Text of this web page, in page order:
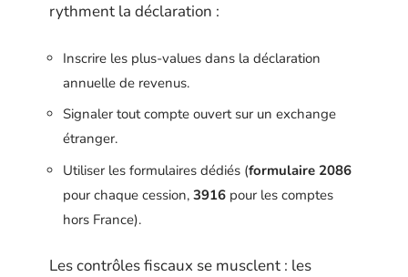
rythment la déclaration :
Inscrire les plus-values dans la déclaration
annuelle de revenus.
Signaler tout compte ouvert sur un exchange
étranger.
Utiliser les formulaires dédiés (formulaire 2086
pour chaque cession, 3916 pour les comptes
hors France).
Les contrôles fiscaux se musclent : les